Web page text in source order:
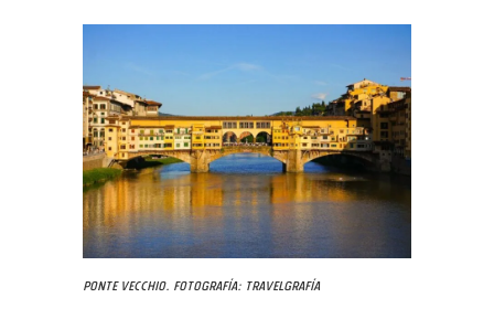
Ponte Vecchio. Fotografía: Travelgrafía